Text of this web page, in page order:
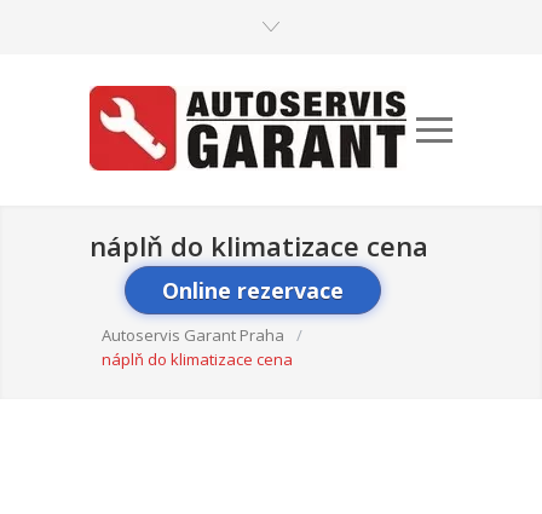
náplň do klimatizace cena
Online rezervace
Autoservis Garant Praha
/
náplň do klimatizace cena